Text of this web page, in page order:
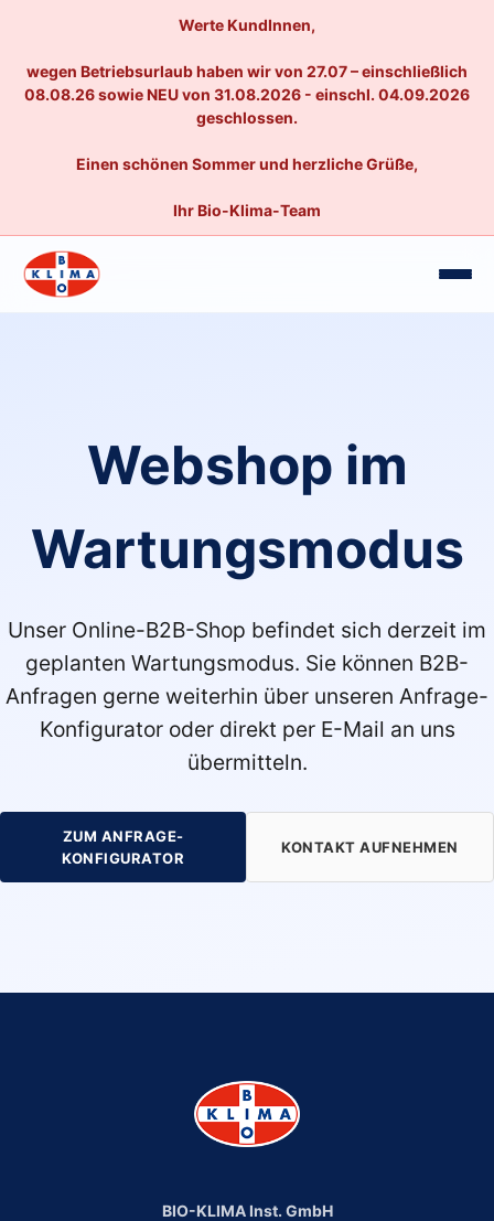
Werte KundInnen,
wegen Betriebsurlaub haben wir von 27.07 – einschließlich
08.08.26 sowie NEU von 31.08.2026 - einschl. 04.09.2026
geschlossen.
Einen schönen Sommer und herzliche Grüße,
Ihr Bio-Klima-Team
Webshop im
Wartungsmodus
Unser Online-B2B-Shop befindet sich derzeit im
geplanten Wartungsmodus. Sie können B2B-
Anfragen gerne weiterhin über unseren Anfrage-
Konfigurator oder direkt per E-Mail an uns
übermitteln.
ZUM ANFRAGE-
KONFIGURATOR
KONTAKT AUFNEHMEN
BIO-KLIMA Inst. GmbH